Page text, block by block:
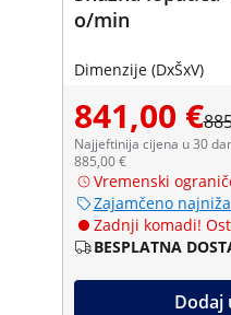
o/min
Dimenzije (DxŠxV)
841,00 €
Najjeftinija cijena u 30
885,00 €
Vremenski
Zajamčeno
Zadnji komadi!
BESPLATNA
Dodaj